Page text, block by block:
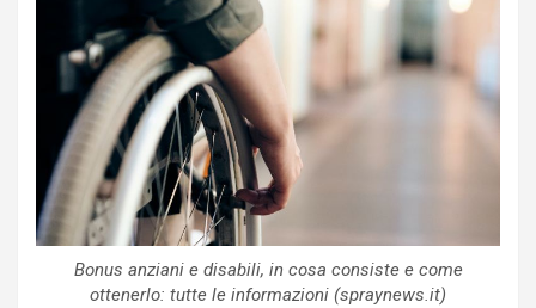
Bonus anziani e disabili, in cosa consiste e come
ottenerlo: tutte le informazioni (spraynews.it)